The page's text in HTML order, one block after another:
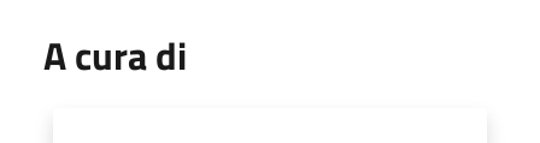
A cura di